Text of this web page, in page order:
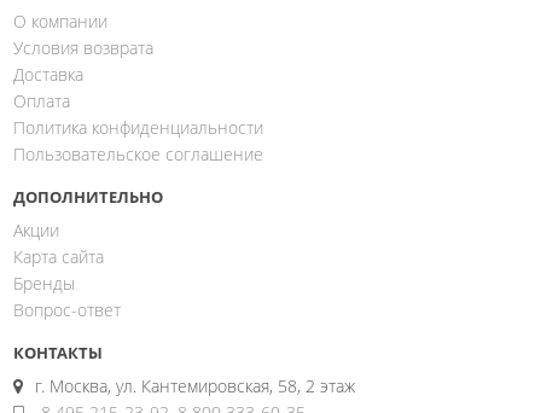
О компании
Условия возврата
Доставка
Оплата
Политика конфиденциальности
Пользовательское соглашение
ДОПОЛНИТЕЛЬНО
Акции
Карта сайта
Бренды
Вопрос-ответ
КОНТАКТЫ
г. Москва, ул. Кантемировская, 58, 2 этаж